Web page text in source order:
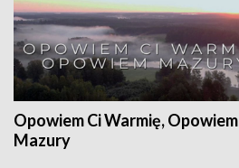
Opowiem Ci Warmię, Opowiem
Mazury